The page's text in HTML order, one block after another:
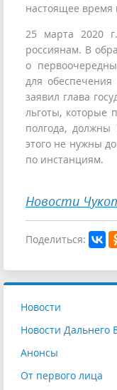
настоящее время
25 марта 2020
россиянам. В
о
для
заявил глава
льготы, которые
полгода, должны
этого не нужны
по инстанциям.
Новости
Поделиться:
Новости
Новости Дальнего
Анонсы
От первого лица